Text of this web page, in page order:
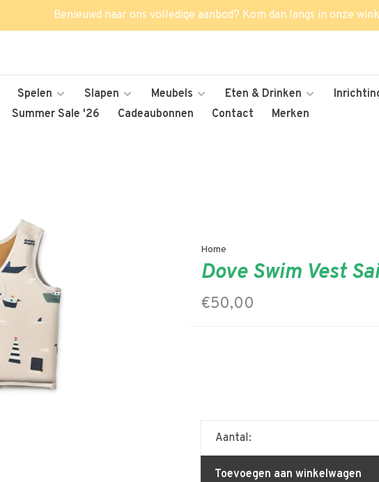
Benieuwd naar ons volledige aanbod? Kom dan langs in onze
Spelen Slapen Meubels Eten & Drinken
Summer Sale '26 Cadeaubonnen Contact Merken
Home
Dove Swim Vest
€50,00
Aantal:
Toevoegen aan winkelwagen